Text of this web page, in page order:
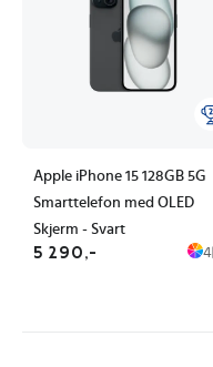
Apple iPhone 15 128GB 5G
Smarttelefon med OLED
Skjerm - Svart
5 290,- 4